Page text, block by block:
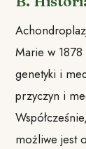
Marie w
genetyki i
przyczyn i
możliwe jest